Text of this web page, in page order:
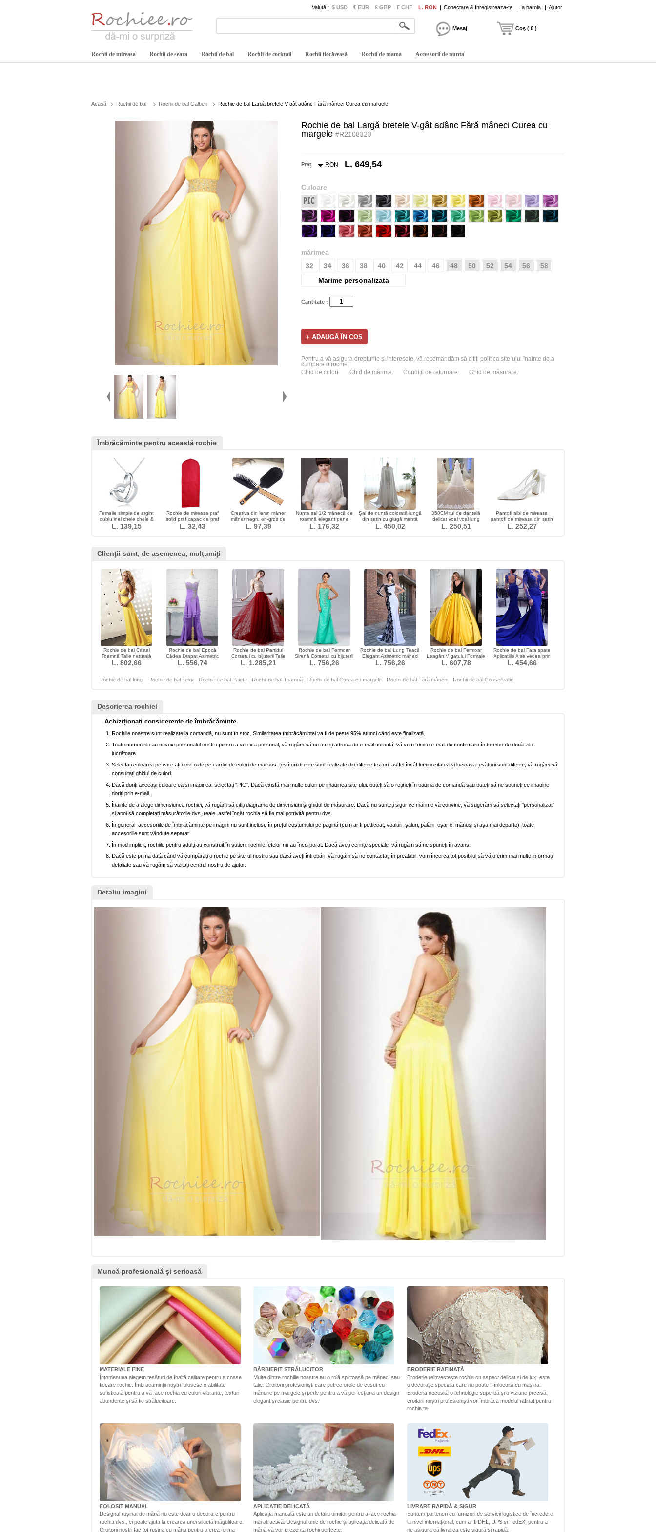
Valută : $ USD € EUR £ GBP ₣ CHF L. RON | Conectare & Inregistreaza-te | Ia parola | Ajutor
Mesaj Coş ( 0 )
Rochii de mireasa Rochii de seara Rochii de bal Rochii de cocktail Rochii florăreasă Rochii de mama Accessorii de nunta
Acasă Rochii de bal Rochii de bal Galben Rochie de bal Largă bretele V-gât adânc Fără mâneci Curea cu margele
Rochie de bal Largă bretele V-gât adânc Fără mâneci Curea cu
margele #R2108323
Preț RON L. 649,54
Culoare
mărimea
32
34 36 38 40 42 44 46 48 50 52 54 56
58
Marime personalizata
Cantitate :
Pentru a vă asigura drepturile și interesele, vă recomandăm să citiți politica site-ului înainte de a
cumpăra o rochie.
Ghid de culori
Ghid de mărime Condiții de returnare Ghid de măsurare
Îmbrăcăminte pentru această rochie
Femeile simple de argint
dublu inel cheie cheie &
pandantiv
L. 139,15
Rochie de mireasa praf
solid praf capac de praf
acoperă producătorii de
praf acoperă
L. 32,43
Creativa din lemn mâner
mâner negru en-gros de
masaj mic masaj
L. 97,39
Nunta șal 1/2 mânecă de
toamnă elegant pene
tinkerbell
L. 176,32
Șal de nuntă colorată lungă
din satin cu glugă mantă
mireasă
L. 450,02
350CM tul de dantelă
delicat voal voal lung
L. 250,51
Pantofi albi de mireasa
pantofi de mireasa din satin
tocuri inalte modele de
toamna si iarna
L. 252,27
Clienții sunt, de asemenea, mulțumiți
Rochie de bal Cristal
Toamnă Talie naturală
Teacă Corsetul plisate
L. 802,66
Rochie de bal Epocă
Cădea Drapat Asimetric
Şifon Fermoar Talie naturale
L. 556,74
Rochie de bal Partidul
Corsetul cu bijuterii Talie
naturală Mâneci plafonate
L. 1.285,21
Rochie de bal Fermoar
Sirenă Corsetul cu bijuterii
Cristal Dantela
L. 756,26
Rochie de bal Lung Teacă
Elegant Asimetric mâneci
Toamnă Subţire
L. 756,26
Rochie de bal Fermoar
Leagăn V gâtului Formale
Talie naturale
L. 607,78
Rochie de bal Fara spate
Aplicatiile A se vedea prin
Satin Elegant
L. 454,66
Rochie de bal lungi Rochie de bal sexy Rochie de bal Paiete Rochii de bal Toamnă Rochii de bal Curea cu margele Rochii de bal Fără mâneci Rochii de bal Conservatie
Descrierea rochiei
Achiziționați considerente de îmbrăcăminte
Rochiile noastre sunt realizate la comandă, nu sunt în stoc. Similaritatea îmbrăcămintei va fi de peste 95% atunci când este finalizată.
Toate comenzile au nevoie personalul nostru pentru a verifica personal, vă rugăm să ne oferiți adresa de e-mail corectă, vă vom trimite e-mail de confirmare în termen de două zile
lucrătoare.
Selectați culoarea pe care ați dorit-o de pe cardul de culori de mai sus, țesături diferite sunt realizate din diferite texturi, astfel încât luminozitatea și lucioasa țesăturii sunt diferite, vă rugăm să
consultați ghidul de culori.
Dacă doriți aceeași culoare ca și imaginea, selectați "PIC". Dacă există mai multe culori pe imaginea site-ului, puteți să o rețineți în pagina de comandă sau puteți să ne spuneți ce imagine
doriți prin e-mail.
Înainte de a alege dimensiunea rochiei, vă rugăm să citiți diagrama de dimensiuni și ghidul de măsurare. Dacă nu sunteți sigur ce mărime vă convine, vă sugerăm să selectați "personalizat"
și apoi să completați măsurătorile dvs. reale, astfel încât rochia să fie mai potrivită pentru dvs.
În general, accesoriile de îmbrăcăminte pe imagini nu sunt incluse în prețul costumului pe pagină (cum ar fi petticoat, voaluri, șaluri, pălării, eșarfe, mănuși și așa mai departe), toate
accesoriile sunt vândute separat.
În mod implicit, rochiile pentru adulți au construit în sutien, rochiile fetelor nu au încorporat. Dacă aveți cerințe speciale, vă rugăm să ne spuneți în avans.
Dacă este prima dată când vă cumpărați o rochie pe site-ul nostru sau dacă aveți întrebări, vă rugăm să ne contactați în prealabil, vom încerca tot posibilul să vă oferim mai multe informații
detaliate sau vă rugăm să vizitați centrul nostru de ajutor.
Detaliu imagini
Muncă profesională și serioasă
MATERIALE FINE
Întotdeauna alegem țesături de înaltă calitate pentru a coase
fiecare rochie. Îmbrăcăminții noștri folosesc o abilitate
sofisticată pentru a vă face rochia cu culori vibrante, texturi
abundente și să fie strălucitoare.
BĂRBIERIT STRĂLUCITOR
Multe dintre rochiile noastre au o rolă spirtoasă pe mâneci sau
talie. Croitorii profesioniști care petrec orele de cusut cu
mândrie pe margele și perle pentru a vă perfecționa un design
elegant și clasic pentru dvs.
BRODERIE RAFINATĂ
Broderie reinvestește rochia cu aspect delicat și de lux, este
o decorație specială care nu poate fi înlocuită cu mașină.
Broderia necesită o tehnologie superbă și o viziune precisă,
croitorii noștri profesioniști vor îmbrăca modelul rafinat pentru
rochia ta.
FOLOSIT MANUAL
Designul rușinat de mână nu este doar o decorare pentru
rochia dvs., ci poate ajuta la crearea unei siluetă măgulitoare.
Croitorii noștri fac tot rușina cu mâna pentru a crea forma
APLICAȚIE DELICATĂ
Aplicația manuală este un detaliu uimitor pentru a face rochia
mai atractivă. Designul unic de rochie și aplicația delicată de
mână vă vor prezenta rochii perfecte.
LIVRARE RAPIDĂ & SIGUR
Suntem parteneri cu furnizori de servicii logistice de încredere
la nivel internațional, cum ar fi DHL, UPS și FedEX, pentru a
ne asigura că livrarea este sigură și rapidă.